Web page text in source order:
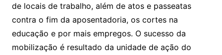
de locais de trabalho, além de atos e passeatas
contra o fim da aposentadoria, os cortes na
educação e por mais empregos. O sucesso da
mobilização é resultado da unidade de ação do